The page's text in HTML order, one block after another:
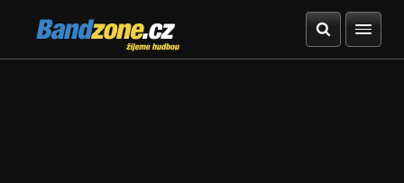
Bandzone.cz
žijeme hudbou